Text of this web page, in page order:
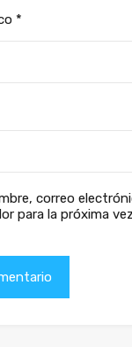
*
correo
para la próxima